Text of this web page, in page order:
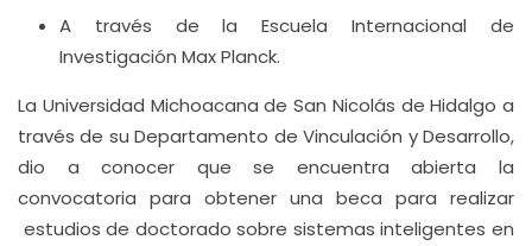
A través de la Escuela Internacional de
Investigación Max Planck.
La Universidad Michoacana de San Nicolás de Hidalgo a
través de su Departamento de Vinculación y Desarrollo,
dio a conocer que se encuentra abierta la
convocatoria para obtener una beca para realizar
estudios de doctorado sobre sistemas inteligentes en